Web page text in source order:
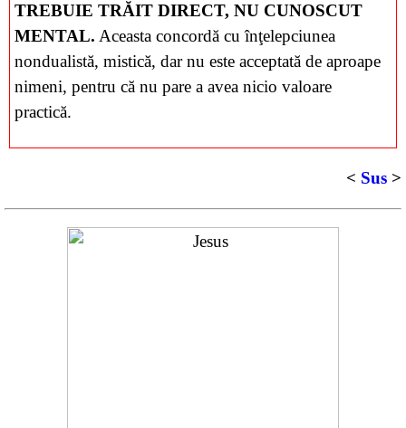
TREBUIE TRĂIT DIRECT, NU CUNOSCUT
MENTAL. Aceasta concordă cu înţelepciunea
nondualistă, mistică, dar nu este acceptată de aproape
nimeni, pentru că nu pare a avea nicio valoare
practică.
< Sus >